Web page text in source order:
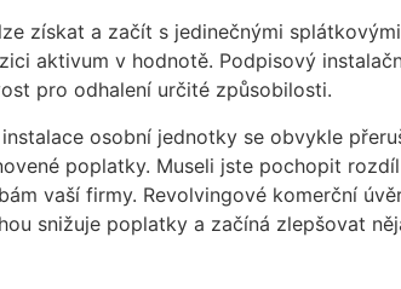
získat a začít s jedinečnými
aktivum v hodnotě. Podpisový
pro odhalení určité způsobilosti.
osobní jednotky se obvykle
poplatky. Museli jste pochopit
vaší firmy. Revolvingové komerční
snižuje poplatky a začíná zlepšovat